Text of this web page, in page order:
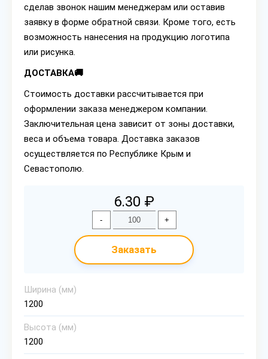
сделав звонок нашим менеджерам или оставив
заявку в форме обратной связи. Кроме того, есть
возможность нанесения на продукцию логотипа
или рисунка.
ДОСТАВКА🚚
Стоимость доставки рассчитывается при
оформлении заказа менеджером компании.
Заключительная цена зависит от зоны доставки,
веса и объема товара. Доставка заказов
осуществляется по Республике Крым и
Севастополю.
6.30 ₽
- +
Заказать
Ширина (мм)
1200
Высота (мм)
1200